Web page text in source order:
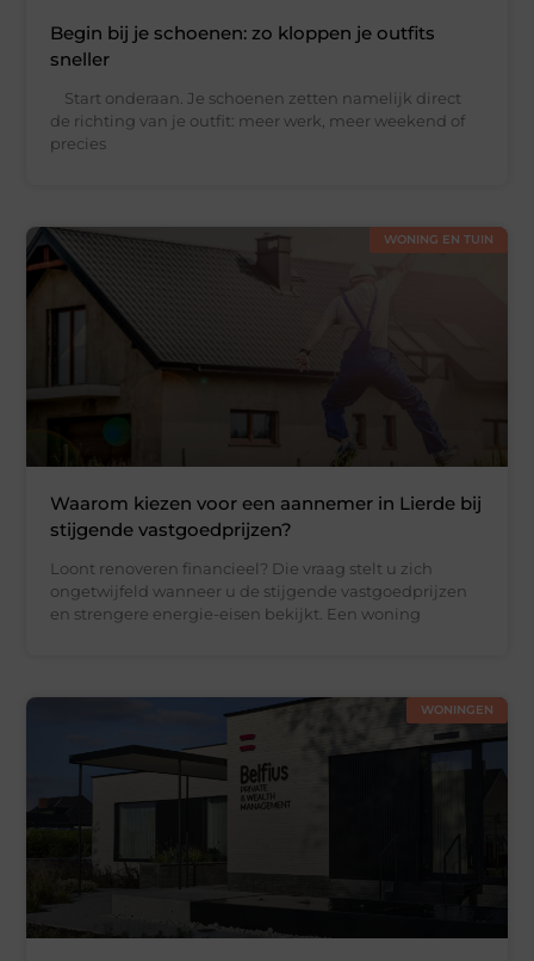
Begin bij je schoenen: zo kloppen je outfits
sneller
Start onderaan. Je schoenen zetten namelijk direct
de richting van je outfit: meer werk, meer weekend of
precies
WONING EN TUIN
Waarom kiezen voor een aannemer in Lierde bij
stijgende vastgoedprijzen?
Loont renoveren financieel? Die vraag stelt u zich
ongetwijfeld wanneer u de stijgende vastgoedprijzen
en strengere energie-eisen bekijkt. Een woning
WONINGEN